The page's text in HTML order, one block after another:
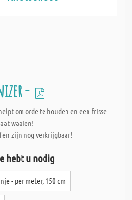
-
om orde te houden en een frisse
waaien!
zijn nog verkrijgbaar!
hebt u nodig
- per meter, 150 cm